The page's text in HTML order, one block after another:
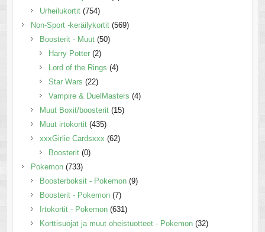
Urheilukortit (754)
Non-Sport -keräilykortit (569)
Boosterit - Muut (50)
Harry Potter (2)
Lord of the Rings (4)
Star Wars (22)
Vampire & DuelMasters (4)
Muut Boxit/boosterit (15)
Muut irtokortit (435)
xxxGirlie Cardsxxx (62)
Boosterit (0)
Pokemon (733)
Boosterboksit - Pokemon (9)
Boosterit - Pokemon (7)
Irtokortit - Pokemon (631)
Korttisuojat ja muut oheistuotteet - Pokemon (32)